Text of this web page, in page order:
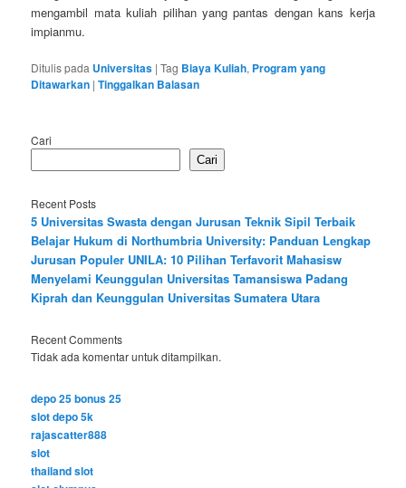
mengambil mata kuliah pilihan yang pantas dengan kans kerja
impianmu.
Ditulis pada Universitas |Tag Biaya Kuliah, Program yang
Ditawarkan |Tinggalkan Balasan
Cari
Cari
Recent Posts
5 Universitas Swasta dengan Jurusan Teknik Sipil Terbaik
Belajar Hukum di Northumbria University: Panduan Lengkap
Jurusan Populer UNILA: 10 Pilihan Terfavorit Mahasisw
Menyelami Keunggulan Universitas Tamansiswa Padang
Kiprah dan Keunggulan Universitas Sumatera Utara
Recent Comments
Tidak ada komentar untuk ditampilkan.
depo 25 bonus 25
slot depo 5k
rajascatter888
slot
thailand slot